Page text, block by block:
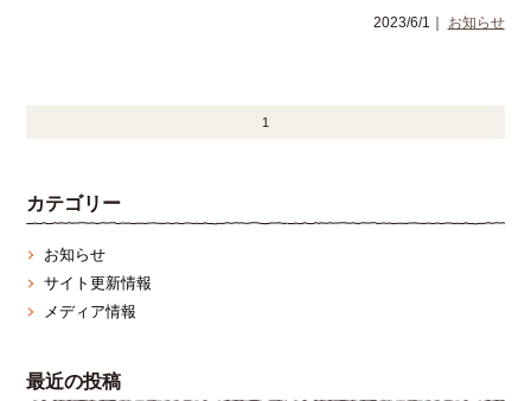
2023/6/1｜ お知らせ
1
カテゴリー
お知らせ
サイト更新情報
メディア情報
最近の投稿